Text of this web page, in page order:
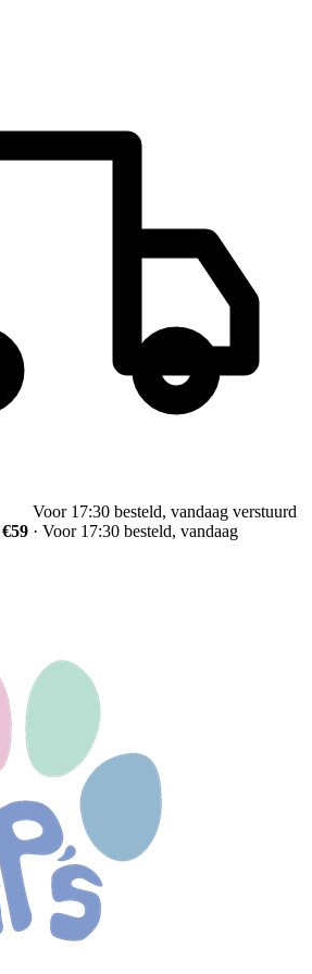
Voor 17:30 besteld, vandaag verstuurd
€59 · Voor 17:30 besteld, vandaag